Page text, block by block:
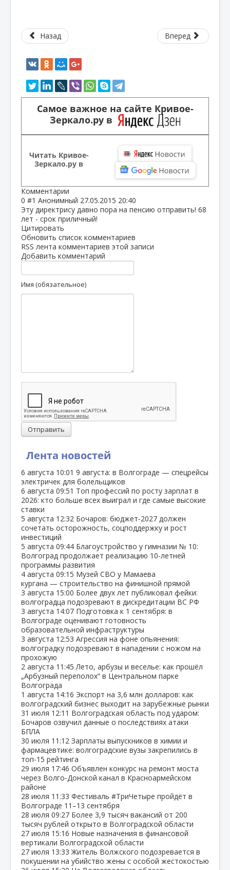
Лента новостей
6 августа 10:01 9 августа: в Волгограде — спецрейсы
электричек для болельщиков
6 августа 09:51 Топ профессий по росту зарплат в
2026: кто больше всех выиграл и где самые высокие
ставки
5 августа 12:32 Бочаров: бюджет‑2027 должен
сочетать осторожность, соцподдержку и рост
инвестиций
5 августа 09:44 Благоустройство у гимназии № 10:
Волгоград продолжает реализацию 10‑летней
программы развития
4 августа 09:15 Музей СВО у Мамаева
кургана — строительство на финишной прямой
3 августа 15:00 Более двух лет публиковал фейки:
волгоградца подозревают в дискредитации ВС РФ
3 августа 14:07 Подготовка к 1 сентября: в
Волгограде оценивают готовность
образовательной инфраструктуры
3 августа 12:53 Агрессия на фоне опьянения:
волгоградку подозревают в нападении с ножом на
прохожую
2 августа 11:45 Лето, арбузы и веселье: как прошёл
„Арбузный переполох“ в Центральном парке
Волгограда
1 августа 14:16 Экспорт на 3,6 млн долларов: как
волгоградский бизнес выходит на зарубежные рынки
31 июля 12:11 Волгоградская область под ударом:
Бочаров озвучил данные о последствиях атаки
БПЛА
30 июля 11:12 Зарплаты выпускников в химии и
фармацевтике: волгоградские вузы закрепились в
топ‑15 рейтинга
29 июля 17:46 Объявлен конкурс на ремонт моста
через Волго‑Донской канал в Красноармейском
районе
28 июля 11:33 Фестиваль #ТриЧетыре пройдёт в
Волгограде 11–13 сентября
28 июля 09:27 Более 3,9 тысяч вакансий от 200
тысяч рублей открыто в Волгоградской области
27 июля 15:16 Новые назначения в финансовой
вертикали Волгоградской области
27 июля 13:33 Житель Волжского подозревается в
покушении на убийство жены с особой жестокостью
Назад Вперед
Самое важное на сайте Кривое-
Зеркало.ру в
Читать Кривое-
Зеркало.ру в
Комментарии
0 #1 Анонимный 27.05.2015 20:40
Эту директрису давно пора на пенсию отправить! 68
лет - срок приличный!
Цитировать
Обновить список комментариев
RSS лента комментариев этой записи
Добавить комментарий
Имя (обязательное)
Отправить